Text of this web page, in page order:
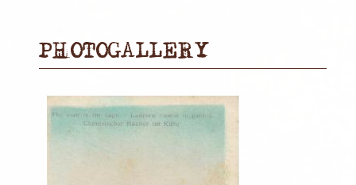
PHOTOGALLERY